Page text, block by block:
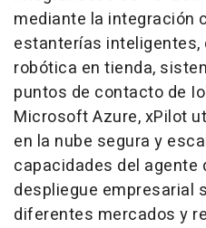
mediante la integración
estanterías
robótica en tienda,
puntos de contacto de
Microsoft Azure, xPilot
en la nube segura y
capacidades del agente
despliegue empresarial
diferentes mercados y